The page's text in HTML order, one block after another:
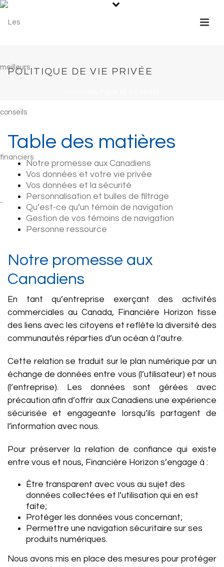
POLITIQUE DE VIE PRIVÉE
Table des matières
Notre promesse aux Canadiens
Vos données et votre vie privée
Vos données et la sécurité
Personnalisation et bulles de filtrage
Qu’est-ce qu’un témoin de navigation
Gestion de vos témoins de navigation
Personne ressource
Notre promesse aux
Canadiens
En tant qu’entreprise exerçant des activités
commerciales au Canada, Financière Horizon tisse
des liens avec les citoyens et reflète la diversité des
communautés réparties d’un océan à l’autre.
Cette relation se traduit sur le plan numérique par un
échange de données entre vous (l’utilisateur) et nous
(l’entreprise). Les données sont gérées avec
précaution afin d’offrir aux Canadiens une expérience
sécurisée et engageante lorsqu’ils partagent de
l’information avec nous.
Pour préserver la relation de confiance qui existe
entre vous et nous, Financière Horizon s’engage à :
Être transparent avec vous au sujet des
données collectées et l’utilisation qui en est
faite;
Protéger les données vous concernant;
Permettre une navigation sécuritaire sur ses
produits numériques.
Nous avons mis en place des mesures pour protéger